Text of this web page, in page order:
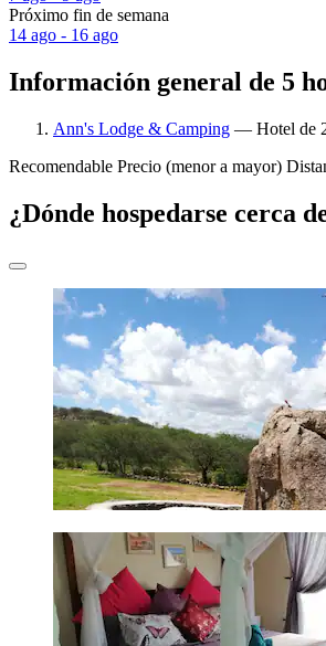
Próximo fin de semana
14 ago - 16 ago
Información general de 5
Ann's Lodge & Camping — Hotel de 2
Recomendable Precio (menor a mayor)
¿Dónde hospedarse cerca